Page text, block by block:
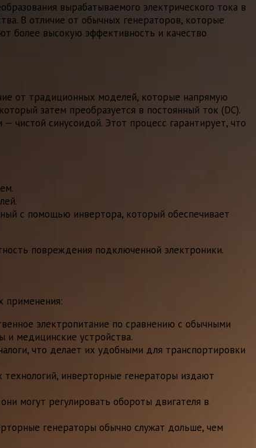
вырабатываемого электрического тока в
В отличие от обычных генераторов, которые
более высокую эффективность и качество
от традиционных моделей, которые напрямую
затем преобразуется в постоянный ток (DC).
чистой синусоидой. Этот процесс гарантирует, что
с помощью инвертора, который обеспечивает
повреждения подключенной электроники.
применения:
электропитание по сравнению с обычными
и медицинские устройства.
что делает их удобными для транспортировки
технологий, инверторные генераторы издают
могут регулировать обороты двигателя в
генераторы обычно служат дольше, чем